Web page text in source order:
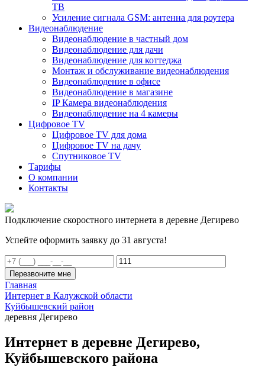
ТВ
Усиление сигнала GSM: антенна для роутера
Видеонаблюдение
Видеонаблюдение в частный дом
Видеонаблюдение для дачи
Видеонаблюдение для коттеджа
Монтаж и обслуживание видеонаблюдения
Видеонаблюдение в офисе
Видеонаблюдение в магазине
IP Камера видеонаблюдения
Видеонаблюдение на 4 камеры
Цифровое TV
Цифровое TV для дома
Цифровое TV на дачу
Спутниковое TV
Тарифы
О компании
Контакты
Подключение скоростного интернета в деревне Дегирево
Успейте оформить заявку до 31 августа!
Перезвоните мне
Главная
Интернет в Калужской области
Куйбышевский район
деревня Дегирево
Интернет в деревне Дегирево,
Куйбышевского района